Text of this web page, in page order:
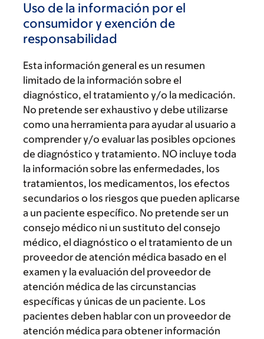
Uso de la información por el
consumidor y exención de
responsabilidad
Esta información general es un resumen
limitado de la información sobre el
diagnóstico, el tratamiento y/o la medicación.
No pretende ser exhaustivo y debe utilizarse
como una herramienta para ayudar al usuario a
comprender y/o evaluar las posibles opciones
de diagnóstico y tratamiento. NO incluye toda
la información sobre las enfermedades, los
tratamientos, los medicamentos, los efectos
secundarios o los riesgos que pueden aplicarse
a un paciente específico. No pretende ser un
consejo médico ni un sustituto del consejo
médico, el diagnóstico o el tratamiento de un
proveedor de atención médica basado en el
examen y la evaluación del proveedor de
atención médica de las circunstancias
específicas y únicas de un paciente. Los
pacientes deben hablar con un proveedor de
atención médica para obtener información